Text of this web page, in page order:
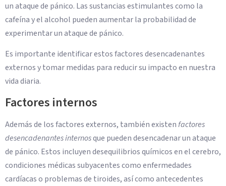
un ataque de pánico. Las sustancias estimulantes como la
cafeína y el alcohol pueden aumentar la probabilidad de
experimentar un ataque de pánico.
Es importante identificar estos factores desencadenantes
externos y tomar medidas para reducir su impacto en nuestra
vida diaria.
Factores internos
Además de los factores externos, también existenfactores
desencadenantes internosque pueden desencadenar un ataque
de pánico. Estos incluyen desequilibrios químicos en el cerebro,
condiciones médicas subyacentes como enfermedades
cardíacas o problemas de tiroides, así como antecedentes